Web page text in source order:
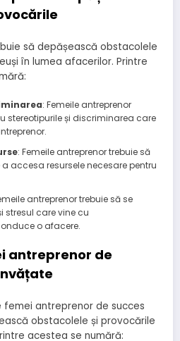
să depășească obstacolele
în lumea afacerilor. Printre
: Femeile antreprenor
stereotipurile și discriminarea care
: Femeile antreprenor trebuie să
accesa resursele necesare pentru
antreprenor trebuie să se
stresul care vine cu
o afacere.
antreprenor de
femei antreprenor de succes
obstacolele și provocările
acestea se numără: